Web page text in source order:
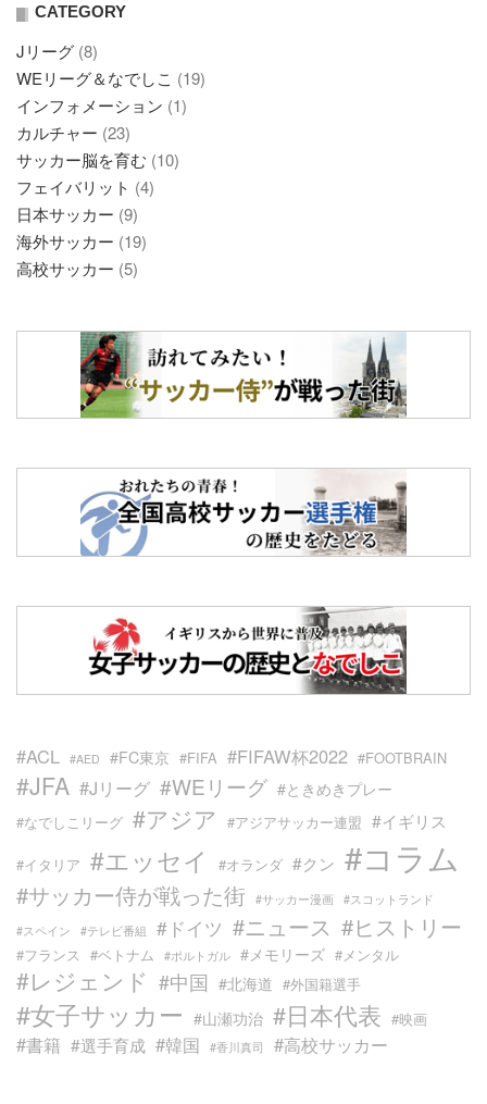
CATEGORY
Jリーグ (8)
WEリーグ＆なでしこ (19)
インフォメーション (1)
カルチャー (23)
サッカー脳を育む (10)
フェイバリット (4)
日本サッカー (9)
海外サッカー (19)
高校サッカー (5)
#ACL #AED #FC東京 #FIFA #FIFAW杯2022 #FOOTBRAIN
#JFA #Jリーグ #WEリーグ #ときめきプレー
#なでしこリーグ #アジア #アジアサッカー連盟 #イギリス
#イタリア #エッセイ #オランダ #クン #コラム
#サッカー侍が戦った街 #サッカー漫画
#スコットランド
#スペイン
#テレビ番組 #ドイツ #ニュース #ヒストリー
#フランス #ベトナム #ポルトガル #メモリーズ #メンタル
#レジェンド #中国 #北海道 #外国籍選手
#女子サッカー #山瀬功治 #日本代表 #映画
#書籍 #選手育成 #韓国 #香川真司 #高校サッカー